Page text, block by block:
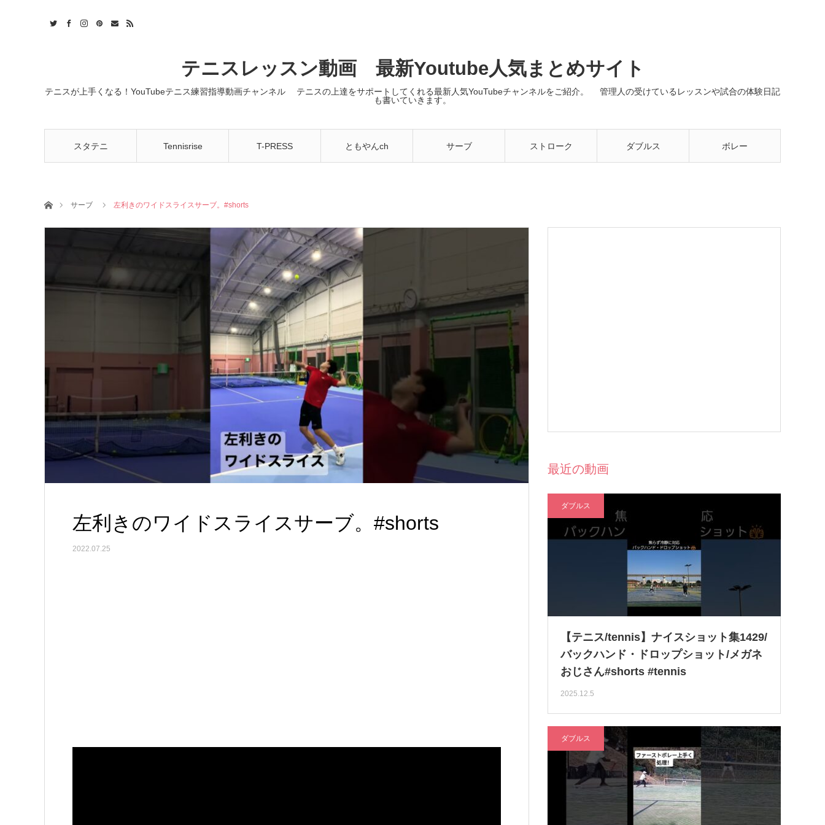
テニスレッスン動画 最新Youtube人気まとめサイト
テニスが上手くなる！YouTubeテニス練習指導動画チャンネル テニスの上達をサポートしてくれる最新人気YouTubeチャンネルをご紹介。 管理人の受けているレッスンや試合の体験日記
も書いていきます。
スタテニ Tennisrise T-PRESS ともやんch サーブ ストローク ダブルス ボレー
ホームサーブ 左利きのワイドスライスサーブ。#shorts
左利きのワイドスライスサーブ。#shorts
2022.07.25
最近の動画
ダブルス
【テニス/tennis】ナイスショット集1429/
バックハンド・ドロップショット/メガネ
おじさん#shorts #tennis
2025.12.5
ダブルス